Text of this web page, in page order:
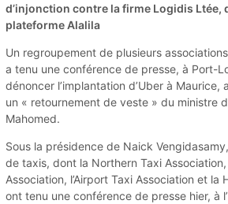
d’injonction contre la firme Logidis Ltée,
plateforme Alalila
Un regroupement de plusieurs
a tenu une conférence de presse, à Port-
dénoncer l’implantation d’Uber à Maurice,
un « retournement de veste » du ministre
Mahomed.
Sous la présidence de Naick
de taxis, dont la Northern Taxi
Association, l’Airport Taxi Association et la
ont tenu une conférence de presse hier, à